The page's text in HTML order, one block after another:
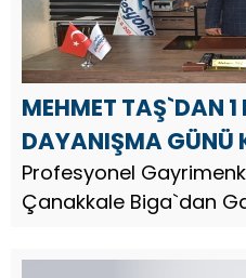
MEHMET TAŞ`DAN 1
DAYANIŞMA GÜNÜ
Profesyonel
Çanakkale Biga`dan
Mayıs Emek ve